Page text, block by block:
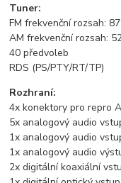
Tuner:
FM frekvenční rozsah:
AM frekvenční rozsah:
40 předvoleb
RDS (PS/PTY/RT/TP)
Rozhraní:
4x konektory pro repro
5x analogový audio
1x analogový audio
1x analogový audio
2x digitální koaxiální